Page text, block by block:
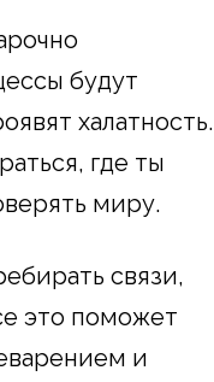
будут
халатность.
где ты
миру.
связи,
это поможет
и